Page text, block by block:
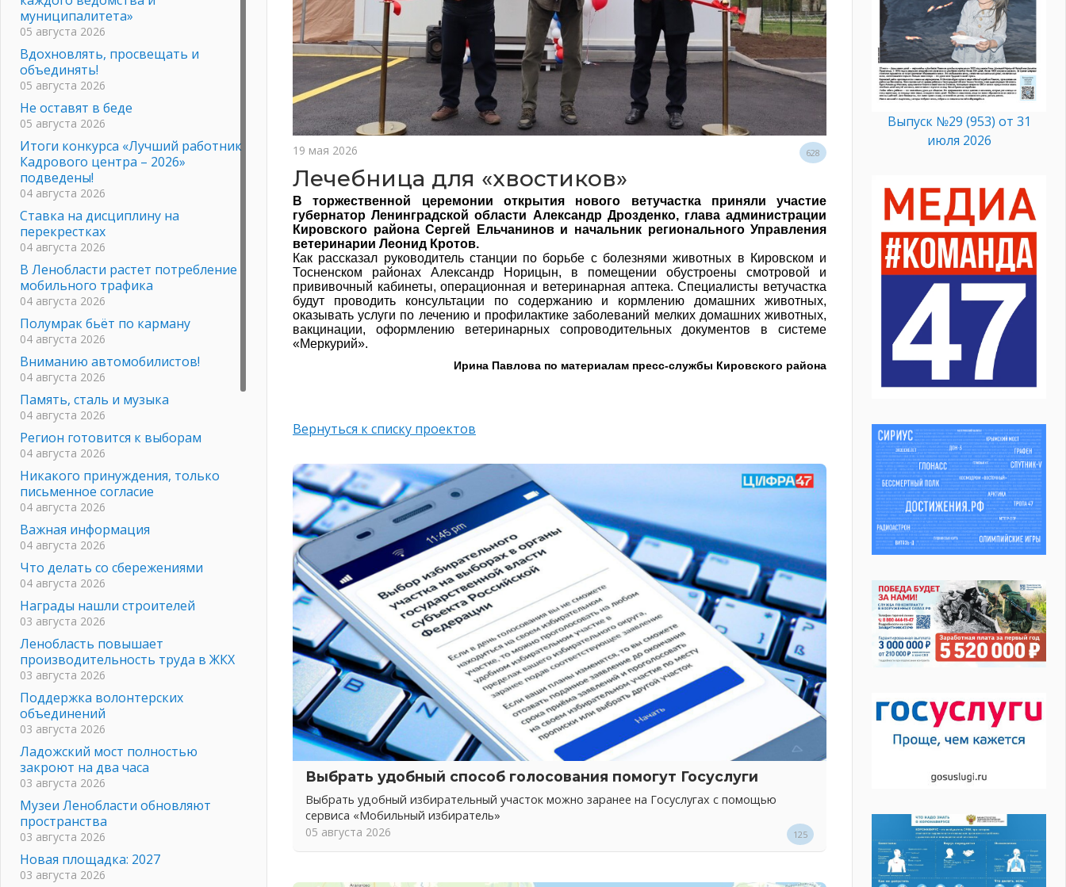
19 мая 2026 628
Лечебница для «хвостиков»
В торжественной церемонии открытия нового ветучастка приняли участие
губернатор Ленинградской области Александр Дрозденко, глава администрации
Кировского района Сергей Ельчанинов и начальник регионального Управления
ветеринарии Леонид Кротов.
Как рассказал руководитель станции по борьбе с болезнями животных в Кировском и
Тосненском районах Александр Норицын, в помещении обустроены смотровой и
прививочный кабинеты, операционная и ветеринарная аптека. Специалисты ветучастка
будут проводить консультации по содержанию и кормлению домашних животных,
оказывать услуги по лечению и профилактике заболеваний мелких домашних животных,
вакцинации, оформлению ветеринарных сопроводительных документов в системе
«Меркурий».
Ирина Павлова по материалам пресс-службы Кировского района
Вернуться к списку проектов
Выбрать удобный способ голосования помогут Госуслуги
Выбрать удобный избирательный участок можно заранее на Госуслугах с помощью
сервиса «Мобильный избиратель»
05 августа 2026
125
муниципалитета»
05 августа 2026
Вдохновлять, просвещать и
объединять!
05 августа 2026
Не оставят в беде
05 августа 2026
Итоги конкурса «Лучший работник
Кадрового центра – 2026»
подведены!
04 августа 2026
Ставка на дисциплину на
перекрестках
04 августа 2026
В Ленобласти растет потребление
мобильного трафика
04 августа 2026
Полумрак бьёт по карману
04 августа 2026
Вниманию автомобилистов!
04 августа 2026
Память, сталь и музыка
04 августа 2026
Регион готовится к выборам
04 августа 2026
Никакого принуждения, только
письменное согласие
04 августа 2026
Важная информация
04 августа 2026
Что делать со сбережениями
04 августа 2026
Награды нашли строителей
03 августа 2026
Ленобласть повышает
производительность труда в ЖКХ
03 августа 2026
Поддержка волонтерских
объединений
03 августа 2026
Ладожский мост полностью
закроют на два часа
03 августа 2026
Музеи Ленобласти обновляют
пространства
03 августа 2026
Новая площадка: 2027
03 августа 2026
Выпуск №29 (953) от 31
июля 2026